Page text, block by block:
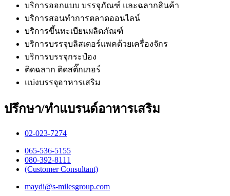
บริการออกแบบ บรรจุภัณฑ์ และฉลากสินค้า
บริการสอนทำการตลาดออนไลน์
บริการขึ้นทะเบียนผลิตภัณฑ์
บริการบรรจุบลิสเตอร์แพคด้วยเครื่องจักร
บริการบรรจุกระป๋อง
ติดฉลาก ติดสติ๊กเกอร์
แบ่งบรรจุอาหารเสริม
ปรึกษา/ทำแบรนด์อาหารเสริม
02-023-7274​
065-536-5155
​080-392-8111
(Customer Consultant)​
maydi@s-milesgroup.com